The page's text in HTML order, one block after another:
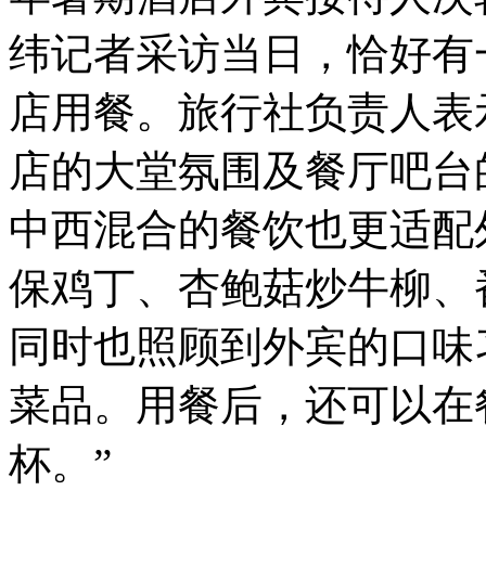
纬记者采访当日，恰好
店用餐。旅行社负责人
店的大堂氛围及餐厅吧
中西混合的餐饮也更适
保鸡丁、杏鲍菇炒牛柳
同时也照顾到外宾的口
菜品。用餐后，还可以
杯。”